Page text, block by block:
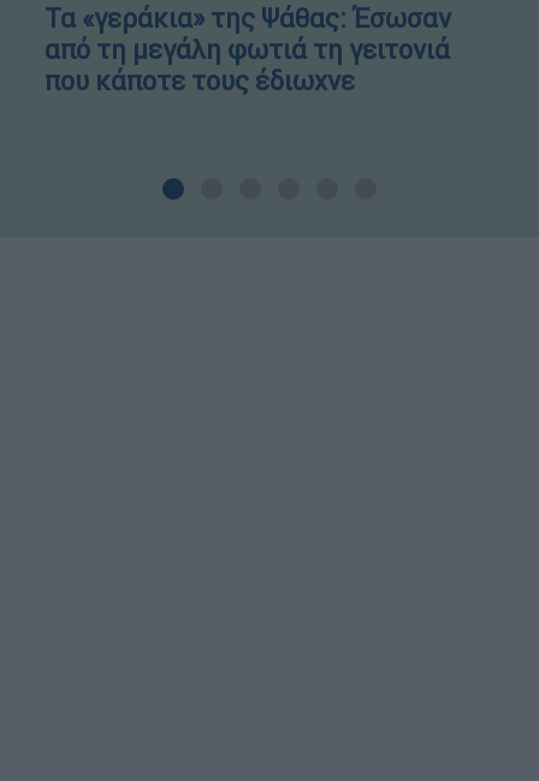
Τα «γεράκια» της Ψάθας: Έσωσαν
από τη μεγάλη φωτιά τη γειτονιά
που κάποτε τους έδιωχνε